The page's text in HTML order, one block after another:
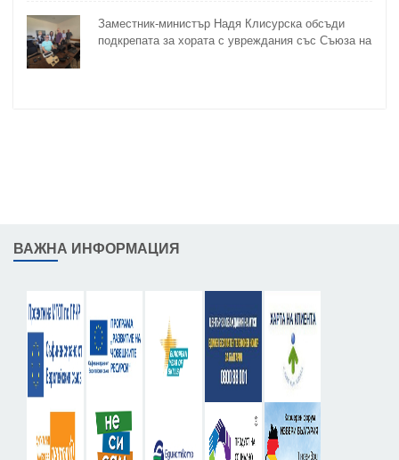
Заместник-министър Надя Клисурска обсъди
подкрепата за хората с увреждания със Съюза на
ВАЖНА ИНФОРМАЦИЯ